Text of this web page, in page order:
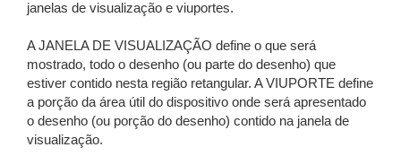
janelas de visualização e viuportes.
A JANELA DE VISUALIZAÇÃO define o que será
mostrado, todo o desenho (ou parte do desenho) que
estiver contido nesta região retangular. A VIUPORTE define
a porção da área útil do dispositivo onde será apresentado
o desenho (ou porção do desenho) contido na janela de
visualização.